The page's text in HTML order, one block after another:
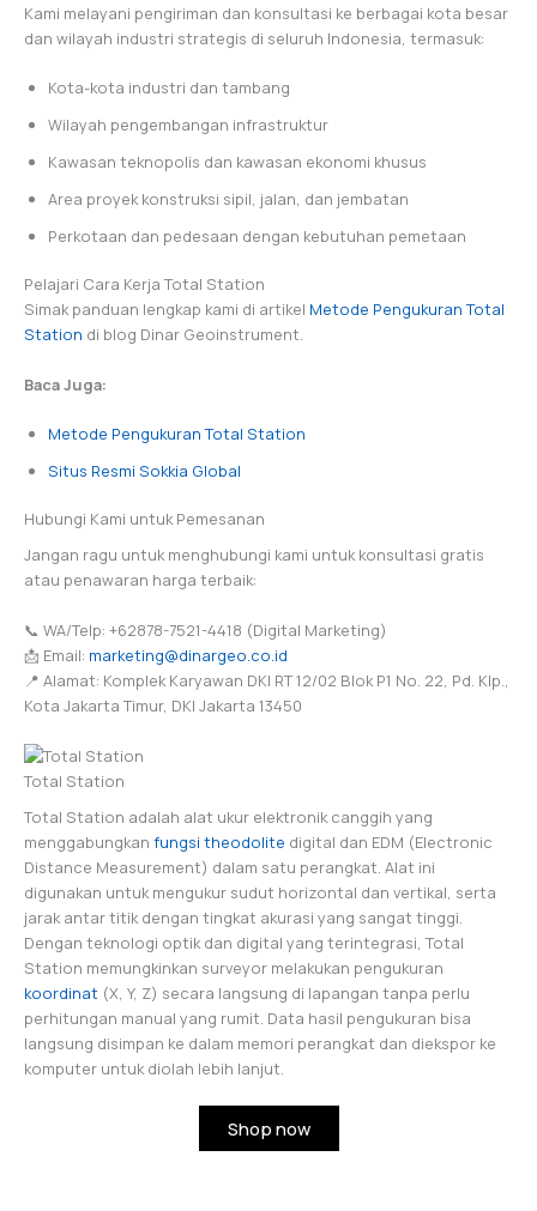
Kami melayani pengiriman dan konsultasi ke berbagai kota besar
dan wilayah industri strategis di seluruh Indonesia, termasuk:
Kota-kota industri dan tambang
Wilayah pengembangan infrastruktur
Kawasan teknopolis dan kawasan ekonomi khusus
Area proyek konstruksi sipil, jalan, dan jembatan
Perkotaan dan pedesaan dengan kebutuhan pemetaan
Pelajari Cara Kerja Total Station
Simak panduan lengkap kami di artikel Metode Pengukuran Total
Station di blog Dinar Geoinstrument.
Baca Juga:
Metode Pengukuran Total Station
Situs Resmi Sokkia Global
Hubungi Kami untuk Pemesanan
Jangan ragu untuk menghubungi kami untuk konsultasi gratis
atau penawaran harga terbaik:
📞 WA/Telp: +62878-7521-4418 (Digital Marketing)
📩 Email: marketing@dinargeo.co.id
📍 Alamat: Komplek Karyawan DKI RT 12/02 Blok P1 No. 22, Pd. Klp.,
Kota Jakarta Timur, DKI Jakarta 13450
Total Station
Total Station adalah alat ukur elektronik canggih yang
menggabungkan fungsi theodolite digital dan EDM (Electronic
Distance Measurement) dalam satu perangkat. Alat ini
digunakan untuk mengukur sudut horizontal dan vertikal, serta
jarak antar titik dengan tingkat akurasi yang sangat tinggi.
Dengan teknologi optik dan digital yang terintegrasi, Total
Station memungkinkan surveyor melakukan pengukuran
koordinat (X, Y, Z) secara langsung di lapangan tanpa perlu
perhitungan manual yang rumit. Data hasil pengukuran bisa
langsung disimpan ke dalam memori perangkat dan diekspor ke
komputer untuk diolah lebih lanjut.
Shop now